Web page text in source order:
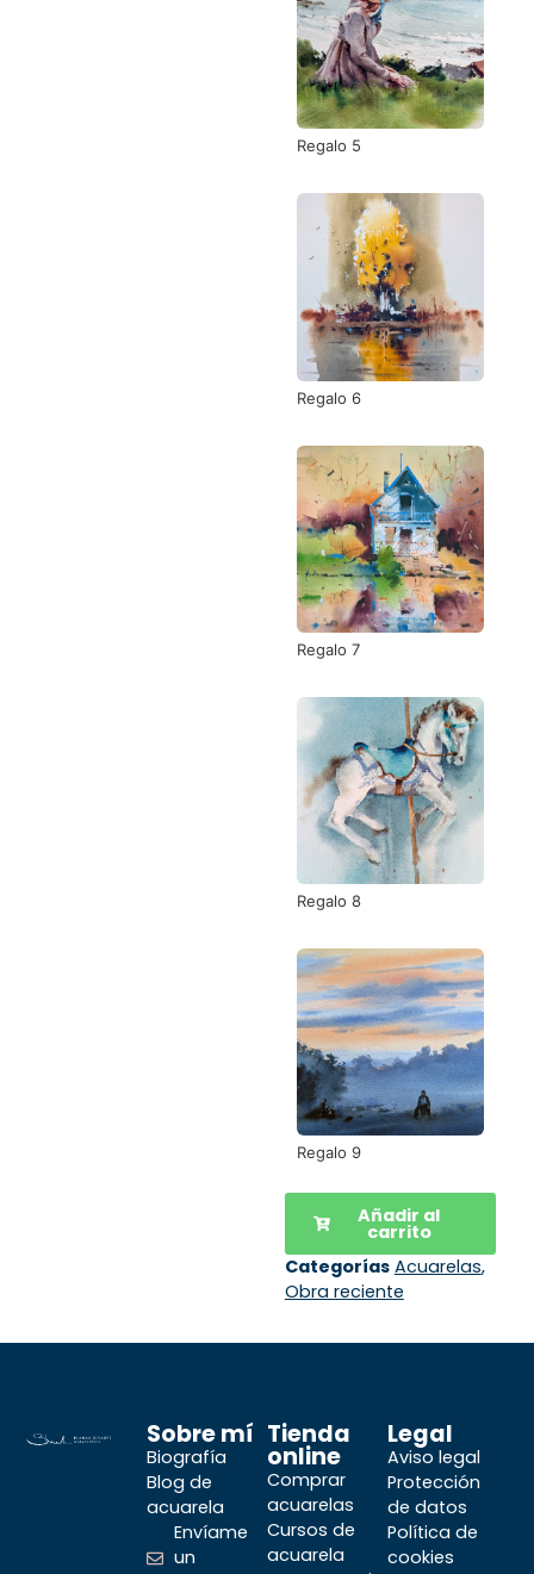
Regalo 5
Regalo 6
Regalo 7
Regalo 8
Regalo 9
Añadir al
carrito
Categorías Acuarelas,
Obra reciente
Sobre mí
Biografía
Blog de
acuarela
Envíame
un
Tienda
online
Comprar
acuarelas
Cursos de
acuarela
Legal
Aviso legal
Protección
de datos
Política de
cookies